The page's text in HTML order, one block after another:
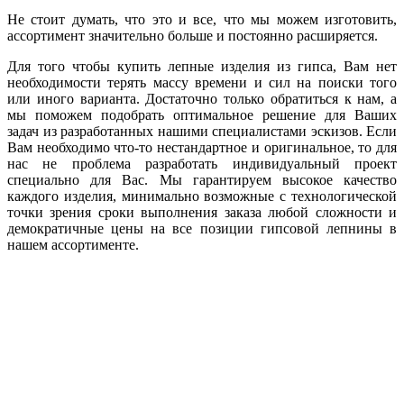
Не стоит думать, что это и все, что мы можем изготовить,
ассортимент значительно больше и постоянно расширяется.
Для того чтобы купить лепные изделия из гипса, Вам нет
необходимости терять массу времени и сил на поиски того
или иного варианта. Достаточно только обратиться к нам, а
мы поможем подобрать оптимальное решение для Ваших
задач из разработанных нашими специалистами эскизов. Если
Вам необходимо что-то нестандартное и оригинальное, то для
нас не проблема разработать индивидуальный проект
специально для Вас. Мы гарантируем высокое качество
каждого изделия, минимально возможные с технологической
точки зрения сроки выполнения заказа любой сложности и
демократичные цены на все позиции гипсовой лепнины в
нашем ассортименте.